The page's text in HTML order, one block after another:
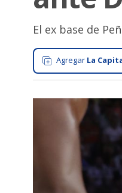
Zona
Cultura
Tecnología
El ex base de
Agregar La